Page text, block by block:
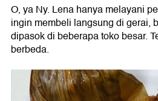
O, ya Ny. Lena hanya melayani
ingin membeli langsung di gerai,
dipasok di beberapa toko besar.
berbeda.